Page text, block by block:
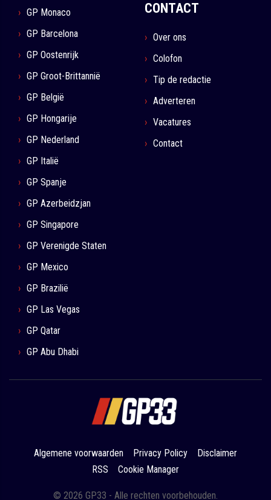
GP Monaco
GP Barcelona
GP Oostenrijk
GP Groot-Brittannië
GP België
GP Hongarije
GP Nederland
GP Italië
GP Spanje
GP Azerbeidzjan
GP Singapore
GP Verenigde Staten
GP Mexico
GP Brazilië
GP Las Vegas
GP Qatar
GP Abu Dhabi
CONTACT
Over ons
Colofon
Tip de redactie
Adverteren
Vacatures
Contact
Algemene voorwaarden Privacy Policy
Disclaimer
RSS
Cookie Manager
© 2026 GP33 - Alle rechten voorbehouden.